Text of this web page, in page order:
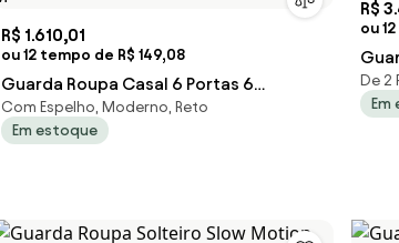
R$ 1.610,01
ou 12 tempo de R$ 149,08
Guarda Roupa Casal 6 Portas 6
Gavetas 223cm Luko V02
Nature/Alasca - M
Com Espelho, Moderno, Reto
Em estoque
R$
ou
De 2